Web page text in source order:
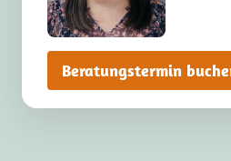
Beratungstermin